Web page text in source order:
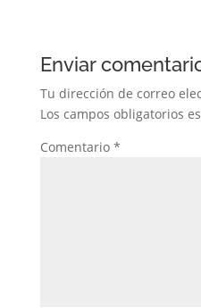
Enviar
Tu dirección de correo
Los campos obligatorios
Comentario *